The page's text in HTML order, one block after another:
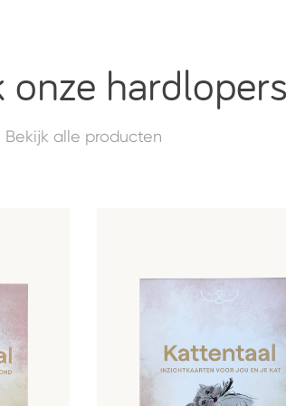
onze
Bekijk alle producten